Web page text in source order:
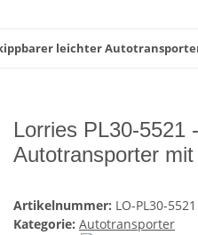
kippbarer leichter
Lorries PL30-5521
Autotransporter
Artikelnummer: LO-PL30-5521
Kategorie: Autotransporter